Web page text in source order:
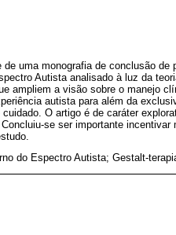
uma monografia de conclusão
Autista analisado à luz da
ampliem a visão sobre o manejo
autista para além da
O artigo é de caráter
se ser importante
do Espectro Autista; Gestalt-